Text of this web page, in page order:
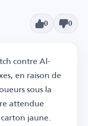
0 0
contre Al-
en raison de
sous la
attendue
jaune.